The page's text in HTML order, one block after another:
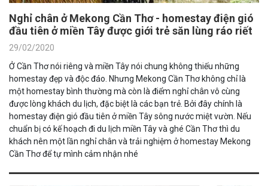
Nghỉ chân ở Mekong Cần Thơ - homestay điện gió
đầu tiên ở miền Tây được giới trẻ săn lùng ráo riết
29/02/2020
Ở Cần Thơ nói riêng và miền Tây nói chung không thiếu những
homestay đẹp và độc đáo. Nhưng Mekong Cần Thơ không chỉ là
một homestay bình thường mà còn là điểm nghỉ chân vô cùng
được lòng khách du lịch, đặc biệt là các bạn trẻ. Bởi đây chính là
homestay điện gió đầu tiên ở miền Tây sông nước miệt vườn. Nếu
chuẩn bị có kế hoạch đi du lịch miền Tây và ghé Cần Thơ thì du
khách nên một lần nghỉ chân và trải nghiệm ở homestay Mekong
Cần Thơ để tự mình cảm nhận nhé